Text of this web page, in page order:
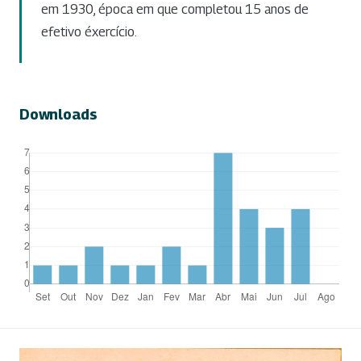
em 1930, época em que completou 15 anos de
efetivo éxercício.
Downloads